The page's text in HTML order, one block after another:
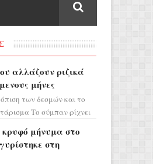
αλλάζουν ριζικά
μήνες
των δεσμών και το
Το σύμπαν ρίχνει
σελην... μήνυμα στο
στη